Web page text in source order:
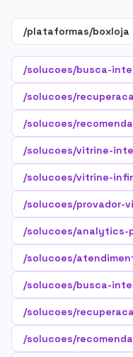
/plataformas/boxloja
/solucoes/busca-
/solucoes/
/solucoes/
/solucoes/vitrine-
/solucoes/vitrine-
/solucoes/provador-
/solucoes/analytics-
/solucoes/
/solucoes/busca-
/solucoes/
/solucoes/